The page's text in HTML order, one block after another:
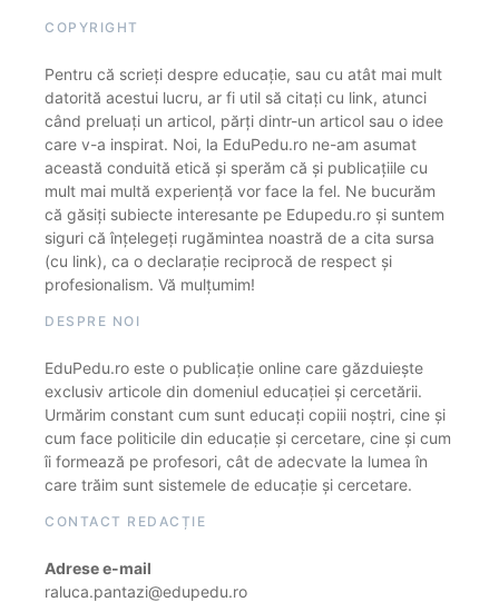
COPYRIGHT
Pentru că scrieți despre educație, sau cu atât mai mult
datorită acestui lucru, ar fi util să citați cu link, atunci
când preluați un articol, părți dintr-un articol sau o idee
care v-a inspirat. Noi, la EduPedu.ro ne-am asumat
această conduită etică și sperăm că și publicațiile cu
mult mai multă experiență vor face la fel. Ne bucurăm
că găsiți subiecte interesante pe Edupedu.ro și suntem
siguri că înțelegeți rugămintea noastră de a cita sursa
(cu link), ca o declarație reciprocă de respect și
profesionalism. Vă mulțumim!
DESPRE NOI
EduPedu.ro este o publicație online care găzduiește
exclusiv articole din domeniul educației și cercetării.
Urmărim constant cum sunt educați copiii noștri, cine și
cum face politicile din educație și cercetare, cine și cum
îi formează pe profesori, cât de adecvate la lumea în
care trăim sunt sistemele de educație și cercetare.
CONTACT REDACȚIE
Adrese e-mail
raluca.pantazi@edupedu.ro